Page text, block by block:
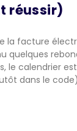
réussir)
la facture
quelques
le calendrier
dans le